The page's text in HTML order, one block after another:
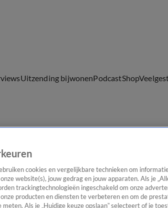
Uitzending bijwonenPodcastShop
cookies en vergelijkbare technieken om
website(s), jouw gedrag en jouw apparaten. Als je
trackingtechnologieën ingeschakeld om onze
producten en diensten te verbeteren en om de
Als je „Huidige keuze opslaan” selecteert of je